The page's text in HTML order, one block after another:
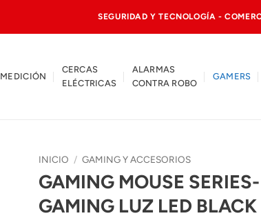
SEGURIDAD Y TECNOLOGÍA -
MEDICIÓN
CERCAS
ELÉCTRICAS
ALARMAS
CONTRA ROBO
GAMERS
INICIO / GAMING Y ACCESORIOS
GAMING MOUSE SERIES-
GAMING LUZ LED BLACK